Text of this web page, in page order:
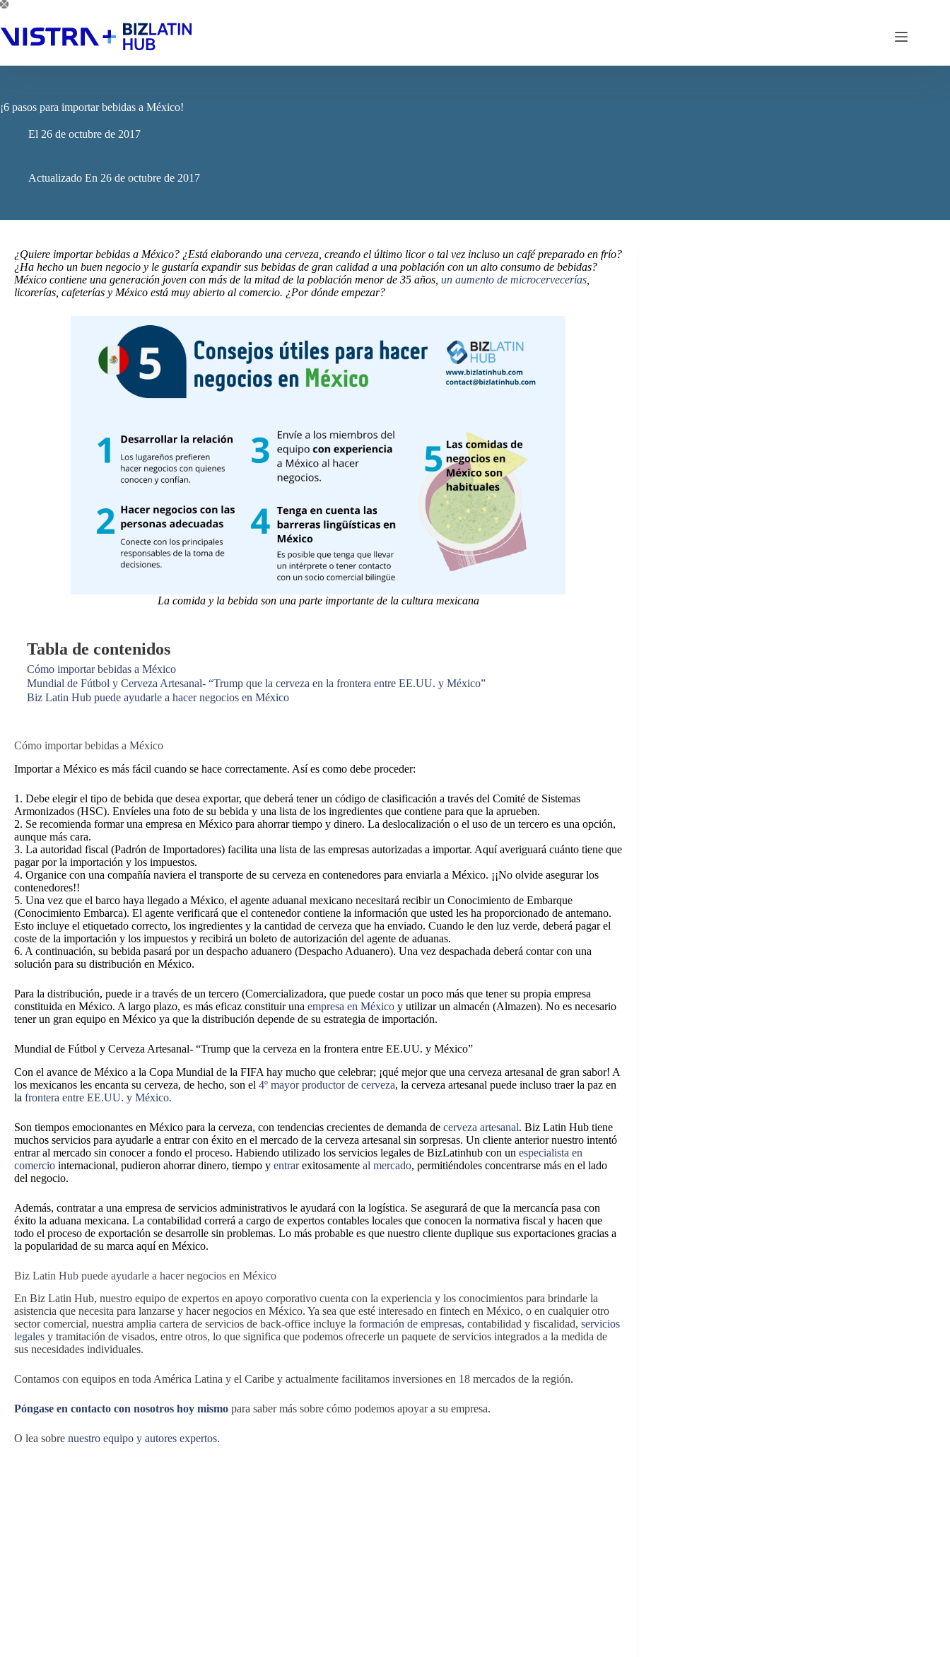
Saltar
contenido
¡6 pasos para importar bebidas a México!
El 26 de octubre de 2017
Actualizado En 26 de octubre de 2017
¿Quiere importar bebidas a México? ¿Está elaborando una cerveza, creando el último licor o tal vez incluso un café preparado en frío?
¿Ha hecho un buen negocio y le gustaría expandir sus bebidas de gran calidad a una población con un alto consumo de bebidas?
México contiene una generación joven con más de la mitad de la población menor de 35 años, un aumento de microcervecerías
licorerías, cafeterías y México está muy abierto al comercio. ¿Por dónde empezar?
La comida y la bebida son una parte importante de la cultura mexicana
Tabla de contenidos
Cómo importar bebidas a México
Mundial de Fútbol y Cerveza Artesanal- “Trump que la cerveza en la frontera entre EE.UU. y México”
Biz Latin Hub puede ayudarle a hacer negocios en México
Cómo importar bebidas a México
Importar a México es más fácil cuando se hace correctamente. Así es como debe proceder:
1. Debe elegir el tipo de bebida que desea exportar, que deberá tener un código de clasificación a través del Comité de Sistemas
Armonizados (HSC). Envíeles una foto de su bebida y una lista de los ingredientes que contiene para que la aprueben.
2. Se recomienda formar una empresa en México para ahorrar tiempo y dinero. La deslocalización o el uso de un tercero es una opción,
aunque más cara.
3. La autoridad fiscal (Padrón de Importadores) facilita una lista de las empresas autorizadas a importar. Aquí averiguará cuánto tiene que
pagar por la importación y los impuestos.
4. Organice con una compañía naviera el transporte de su cerveza en contenedores para enviarla a México. ¡¡No olvide asegurar los
contenedores!!
5. Una vez que el barco haya llegado a México, el agente aduanal mexicano necesitará recibir un Conocimiento de Embarque
(Conocimiento Embarca). El agente verificará que el contenedor contiene la información que usted les ha proporcionado de antemano.
Esto incluye el etiquetado correcto, los ingredientes y la cantidad de cerveza que ha enviado. Cuando le den luz verde, deberá pagar el
coste de la importación y los impuestos y recibirá un boleto de autorización del agente de aduanas.
6. A continuación, su bebida pasará por un despacho aduanero (Despacho Aduanero). Una vez despachada deberá contar con una
solución para su distribución en México.
Para la distribución, puede ir a través de un tercero (Comercializadora, que puede costar un poco más que tener su propia empresa
constituida en México. A largo plazo, es más eficaz constituir una empresa en México y utilizar un almacén (Almazen). No es necesario
tener un gran equipo en México ya que la distribución depende de su estrategia de importación.
Mundial de Fútbol y Cerveza Artesanal- “Trump que la cerveza en la frontera entre EE.UU. y México”
Con el avance de México a la Copa Mundial de la FIFA hay mucho que celebrar; ¡qué mejor que una cerveza artesanal de gran sabor! A
los mexicanos les encanta su cerveza, de hecho, son el 4º mayor productor de cerveza, la cerveza artesanal puede incluso traer la paz en
la frontera entre EE.UU. y México.
Son tiempos emocionantes en México para la cerveza, con tendencias crecientes de demanda de cerveza artesanal. Biz Latin Hub tiene
muchos servicios para ayudarle a entrar con éxito en el mercado de la cerveza artesanal sin sorpresas. Un cliente anterior nuestro intentó
entrar al mercado sin conocer a fondo el proceso. Habiendo utilizado los servicios legales de BizLatinhub con un especialista en
comercio internacional, pudieron ahorrar dinero, tiempo y entrarexitosamente al mercado, permitiéndoles concentrarse más en el lado
del negocio.
Además, contratar a una empresa de servicios administrativos le ayudará con la logística. Se asegurará de que la mercancía pasa con
éxito la aduana mexicana. La contabilidad correrá a cargo de expertos contables locales que conocen la normativa fiscal y hacen que
todo el proceso de exportación se desarrolle sin problemas. Lo más probable es que nuestro cliente duplique sus exportaciones gracias a
la popularidad de su marca aquí en México.
Biz Latin Hub puede ayudarle a hacer negocios en México
En Biz Latin Hub, nuestro equipo de expertos en apoyo corporativo cuenta con la experiencia y los conocimientos para brindarle la
asistencia que necesita para lanzarse y hacer negocios en México. Ya sea que esté interesado en fintech en México, o en cualquier otro
sector comercial, nuestra amplia cartera de servicios de back-office incluye la formación de empresas, contabilidad y fiscalidad, servicios
legales y tramitación de visados, entre otros, lo que significa que podemos ofrecerle un paquete de servicios integrados a la medida de
sus necesidades individuales.
Contamos con equipos en toda América Latina y el Caribe y actualmente facilitamos inversiones en 18 mercados de la región.
Póngase en contacto con nosotros hoy mismo para saber más sobre cómo podemos apoyar a su empresa.
O lea sobre nuestro equipo y autores expertos.